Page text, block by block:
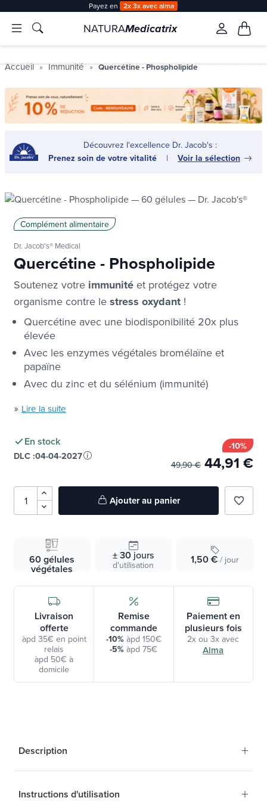
Payez en 2x 3x avec alma
NATURAMedicatrix
Accueil Immunité Quercétine - Phospholipide
Découvrez l'excellence Dr. Jacob's :
Prenez soin de votre vitalité
| Voir la sélection
Complément alimentaire
Dr. Jacob's® Medical
Quercétine - Phospholipide
Soutenez votre immunité et protégez votre
organisme contre le stress oxydant !
Quercétine avec une biodisponibilité 20x plus
élevée
Avec les enzymes végétales bromélaïne et
papaïne
Avec du zinc et du sélénium (immunité)
» Lire la suite
En stock
DLC :04-04-2027
-10%
49,90 € 44,91 €
Ajouter au panier favorite_border
60 gélules
végétales
± 30jours
d'utilisation 1,50 €/ jour
Livraison
offerte
àpd 35€ en point
relais
àpd 50€ à
domicile
Remise
commande
-10%àpd 150€
-5% àpd 75€
Paiement en
plusieurs fois
2x ou 3x avec
Alma
Description +
Instructions d'utilisation +